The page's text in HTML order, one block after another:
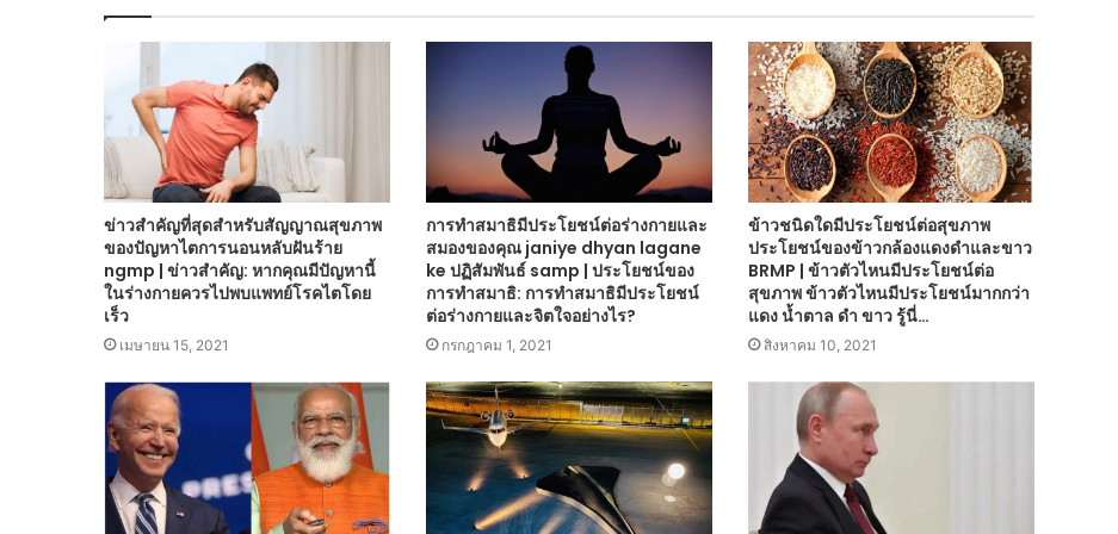
ข่าวสำคัญที่สุดสำหรับสัญญาณสุขภาพ
ของปัญหาไตการนอนหลับฝันร้าย
ngmp | ข่าวสำคัญ: หากคุณมีปัญหานี้
ในร่างกายควรไปพบแพทย์โรคไตโดย
เร็ว
เมษายน 15, 2021
การทำสมาธิมีประโยชน์ต่อร่างกายและ
สมองของคุณ janiye dhyan lagane
ke ปฏิสัมพันธ์ samp | ประโยชน์ของ
การทำสมาธิ: การทำสมาธิมีประโยชน์
ต่อร่างกายและจิตใจอย่างไร?
กรกฎาคม 1, 2021
ข้าวชนิดใดมีประโยชน์ต่อสุขภาพ
ประโยชน์ของข้าวกล้องแดงดำและขาว
BRMP | ข้าวตัวไหนมีประโยชน์ต่อ
สุขภาพ ข้าวตัวไหนมีประโยชน์มากกว่า
แดง น้ำตาล ดำ ขาว รู้นี่…
สิงหาคม 10, 2021